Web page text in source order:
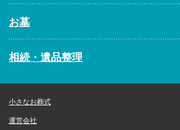
お墓
相続・遺品整理
小さなお葬式
運営会社